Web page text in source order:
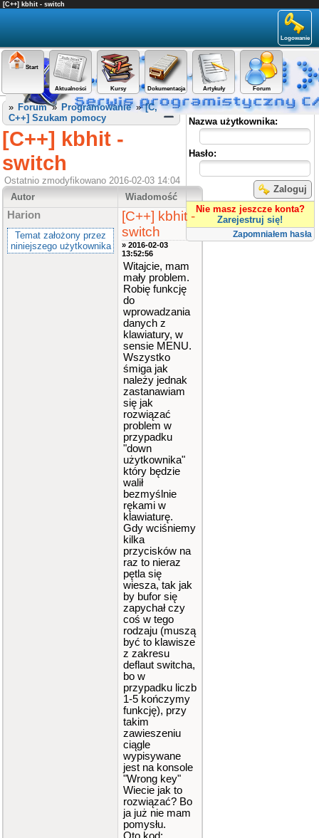
[C++] kbhit - switch
Logowanie
Start
Aktualności Kursy Dokumentacja Artykuły Forum
Panel użytkownika
Nazwa użytkownika:
Hasło:
Zaloguj
Nie masz jeszcze konta?
Zarejestruj się!
Zapomniałem hasła
» Forum» Programowanie»[C,
C++] Szukam pomocy
[C++] kbhit -
switch
Ostatnio zmodyfikowano 2016-02-03 14:04
Autor
Wiadomość
Harion
Temat założony przez
niniejszego użytkownika
[C++] kbhit -
switch
» 2016-02-03
13:52:56
Witajcie, mam
mały problem.
Robię funkcję
do
wprowadzania
danych z
klawiatury, w
sensie MENU.
Wszystko
śmiga jak
należy jednak
zastanawiam
się jak
rozwiązać
problem w
przypadku
"down
użytkownika"
który będzie
walił
bezmyślnie
rękami w
klawiaturę.
Gdy wciśniemy
kilka
przycisków na
raz to nieraz
pętla się
wiesza, tak jak
by bufor się
zapychał czy
coś w tego
rodzaju (muszą
być to klawisze
z zakresu
deflaut switcha,
bo w
przypadku liczb
1-5 kończymy
funkcję), przy
takim
zawieszeniu
ciągle
wypisywane
jest na konsole
"Wrong key"
Wiecie jak to
rozwiązać? Bo
ja już nie mam
pomysłu.